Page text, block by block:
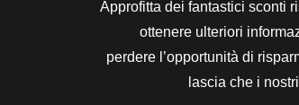
Approfitta dei fantastici sconti
ottenere ulteriori
perdere l’opportunità di
lascia che i